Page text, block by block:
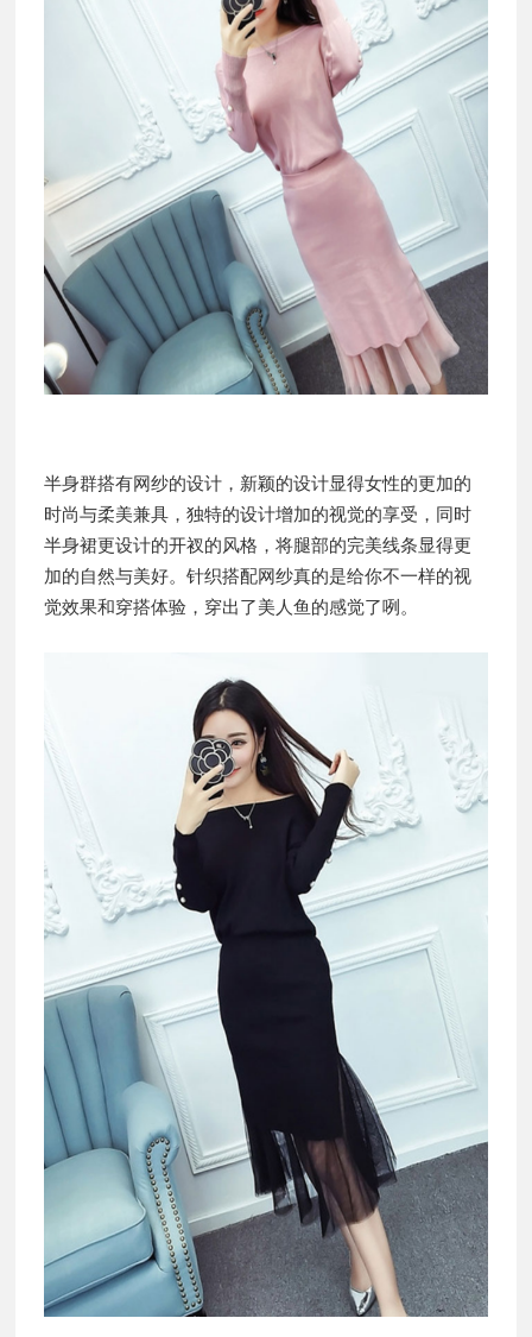
半身群搭有网纱的设计，新颖的设计显得女性的更加的
时尚与柔美兼具，独特的设计增加的视觉的享受，同时
半身裙更设计的开衩的风格，将腿部的完美线条显得更
加的自然与美好。针织搭配网纱真的是给你不一样的视
觉效果和穿搭体验，穿出了美人鱼的感觉了咧。